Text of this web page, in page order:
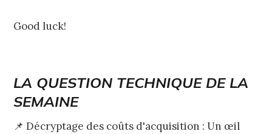
Good luck!
LA QUESTION TECHNIQUE DE LA
SEMAINE
📌 Décryptage des coûts d'acquisition : Un œil